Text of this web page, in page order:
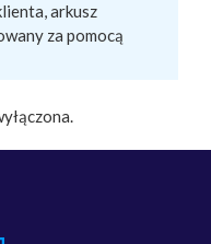
arkusz
za pomocą